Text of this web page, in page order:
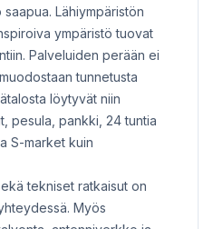
Lähiympäristön
ympäristö tuovat
Palveluiden perään ei
tunnetusta
löytyvät niin
pesula, pankki, 24 tuntia
S-market kuin
tekniset ratkaisut on
Myös